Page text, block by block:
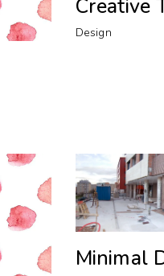
Creative
Design
Minimal